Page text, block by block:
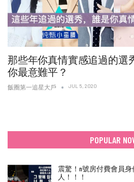
那些年你真情實感追過的選
你最意難平？
飯圈第一追星大戶 JUL 5, 2020
POPULAR
震驚！n號房付費會員
人！！！